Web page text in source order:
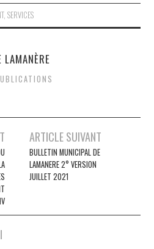
tte
r
ailm
pa
, SERVICES
ARTICLE SUIVANT
BULLETIN MUNICIPAL DE
LAMANERE 2° VERSION
JUILLET 2021